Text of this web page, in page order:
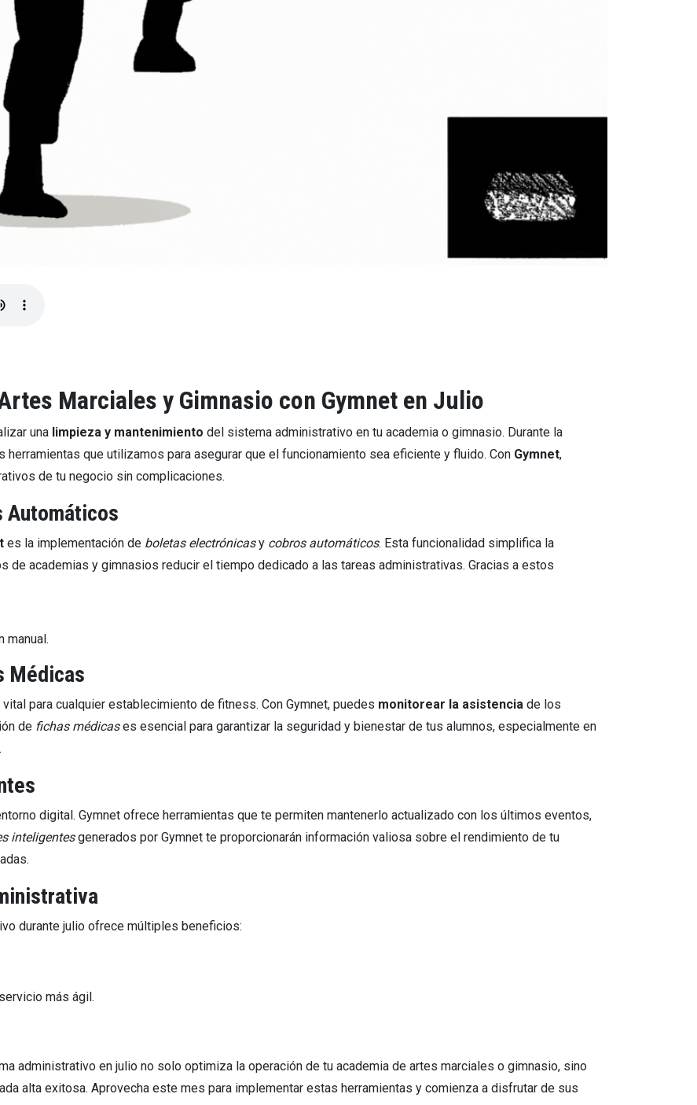
Marciales y Gimnasio con Gymnet en Julio
una limpieza y mantenimiento del sistema administrativo en tu academia o gimnasio. Durante la
herramientas que utilizamos para asegurar que el funcionamiento sea eficiente y fluido. Con Gymnet,
de tu negocio sin complicaciones.
Automáticos
es la implementación de boletas electrónicasy cobros automáticos. Esta funcionalidad simplifica la
de academias y gimnasios reducir el tiempo dedicado a las tareas administrativas. Gracias a estos
manual.
Médicas
para cualquier establecimiento de fitness. Con Gymnet, puedes monitorear la asistencia de los
de fichas médicases esencial para garantizar la seguridad y bienestar de tus alumnos, especialmente en
digital. Gymnet ofrece herramientas que te permiten mantenerlo actualizado con los últimos eventos,
inteligentesgenerados por Gymnet te proporcionarán información valiosa sobre el rendimiento de tu
durante julio ofrece múltiples beneficios:
más ágil.
administrativo en julio no solo optimiza la operación de tu academia de artes marciales o gimnasio, sino
alta exitosa. Aprovecha este mes para implementar estas herramientas y comienza a disfrutar de sus